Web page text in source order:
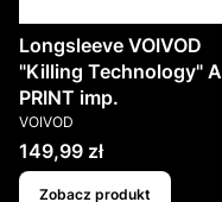
Longsleeve VOIVOD
"Killing Technology"
PRINT imp.
PRODUCENT
VOIVOD
Cena
149,99 zł
Zobacz produkt